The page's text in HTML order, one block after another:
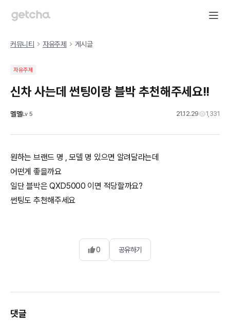
커뮤니티 자유주제 게시글
자유주제
신차 사는데 썬팅이랑 블박 추천해주세요!!
멜멜Lv 5 21.12.29 1,331
원하는 브랜드 명 , 모델 명 있으면 알려달라는데
어떤게 좋을까요
일단 블박은 QXD5000 이면 적당할까요?
썬팅도 추천해주세요
0 공유하기
댓글